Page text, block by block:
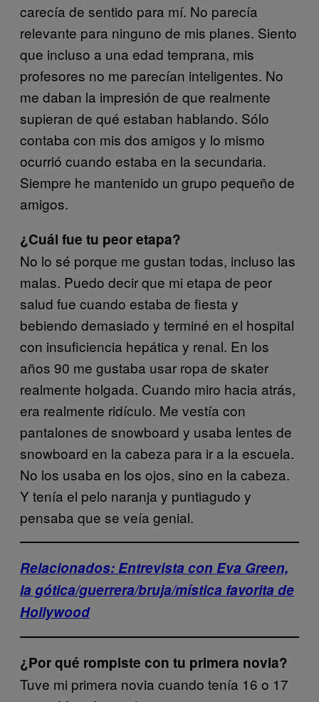
carecía de sentido para mí. No parecía
relevante para ninguno de mis planes. Siento
que incluso a una edad temprana, mis
profesores no me parecían inteligentes. No
me daban la impresión de que realmente
supieran de qué estaban hablando. Sólo
contaba con mis dos amigos y lo mismo
ocurrió cuando estaba en la secundaria.
Siempre he mantenido un grupo pequeño de
amigos.
¿Cuál fue tu peor etapa?
No lo sé porque me gustan todas, incluso las
malas. Puedo decir que mi etapa de peor
salud fue cuando estaba de fiesta y
bebiendo demasiado y terminé en el hospital
con insuficiencia hepática y renal. En los
años 90 me gustaba usar ropa de skater
realmente holgada. Cuando miro hacia atrás,
era realmente ridículo. Me vestía con
pantalones de snowboard y usaba lentes de
snowboard en la cabeza para ir a la escuela.
No los usaba en los ojos, sino en la cabeza.
Y tenía el pelo naranja y puntiagudo y
pensaba que se veía genial.
Relacionados: Entrevista con Eva Green,
la gótica/guerrera/bruja/mística favorita de
Hollywood
¿Por qué rompiste con tu primera novia?
Tuve mi primera novia cuando tenía 16 o 17